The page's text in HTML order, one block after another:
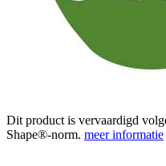
Dit product is vervaardigd
Shape®-norm. meer informatie